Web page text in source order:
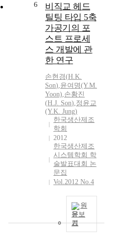
6
비직교 헤드
틸팅 타입 5축
가공기의 포
스트 프로세
스 개발에 관
한 연구
손현경(H.K.
Son),윤여명(Y.M.
Yoon),손황진
(H.J. Son),정윤교
(Y.K. Jung)
한국생산제조
학회
2012
한국생산제조
시스템학회 학
술발표대회 논
문집
Vol.2012 No.4
원
문보
기